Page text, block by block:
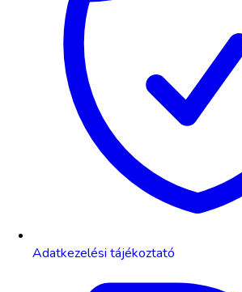
Adatkezelési tájékoztató